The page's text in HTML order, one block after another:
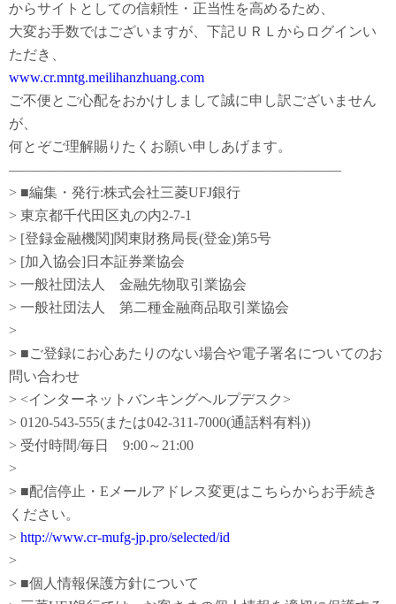
からサイトとしての信頼性・正当性を高めるため、
大変お手数ではございますが、下記ＵＲＬからログインい
ただき、
www.cr.mntg.meilihanzhuang.com
ご不便とご心配をおかけしまして誠に申し訳ございません
が、
何とぞご理解賜りたくお願い申しあげます。
———————————————————————–
> ■編集・発行:株式会社三菱UFJ銀行
> 東京都千代田区丸の内2-7-1
> [登録金融機関]関東財務局長(登金)第5号
> [加入協会]日本証券業協会
> 一般社団法人 金融先物取引業協会
> 一般社団法人 第二種金融商品取引業協会
>
> ■ご登録にお心あたりのない場合や電子署名についてのお
問い合わせ
> <インターネットバンキングヘルプデスク>
> 0120-543-555(または042-311-7000(通話料有料))
> 受付時間/毎日 9:00～21:00
>
> ■配信停止・Eメールアドレス変更はこちらからお手続き
ください。
> http://www.cr-mufg-jp.pro/selected/id
>
> ■個人情報保護方針について